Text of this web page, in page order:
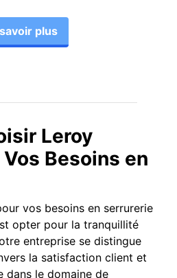
plus
Leroy
Besoins en
vos besoins en serrurerie
opter pour la tranquillité
entreprise se distingue
la satisfaction client et
dans le domaine de